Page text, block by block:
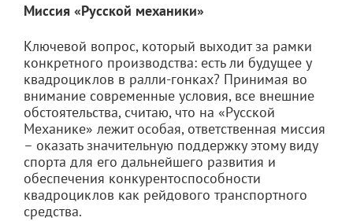
Миссия «Русской механики»
Ключевой вопрос, который выходит за рамки
конкретного производства: есть ли будущее у
квадроциклов в ралли-гонках? Принимая во
внимание современные условия, все внешние
обстоятельства, считаю, что на «Русской
Механике» лежит особая, ответственная миссия
– оказать значительную поддержку этому виду
спорта для его дальнейшего развития и
обеспечения конкурентоспособности
квадроциклов как рейдового транспортного
средства.